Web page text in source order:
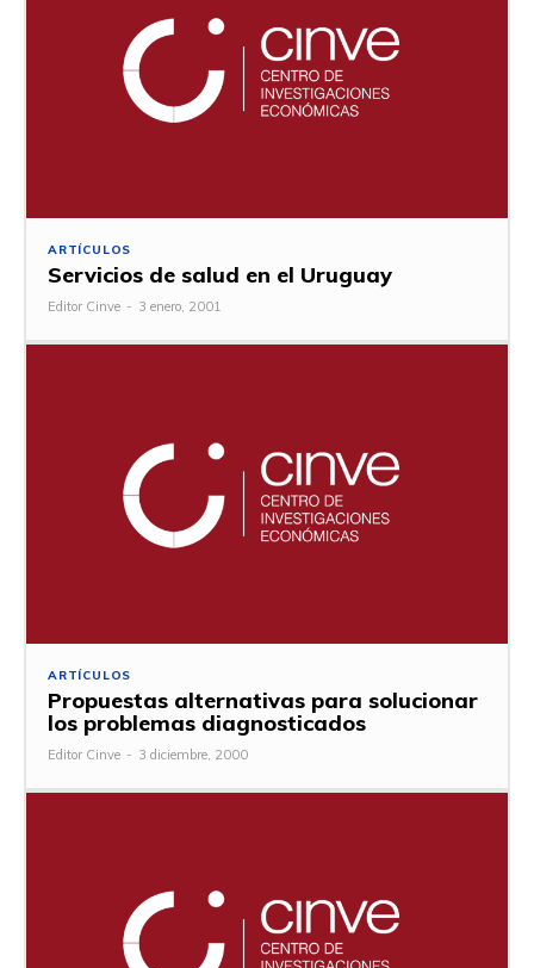
ARTÍCULOS
Servicios de salud en el Uruguay
Editor Cinve - 3 enero, 2001
ARTÍCULOS
Propuestas alternativas para solucionar
los problemas diagnosticados
Editor Cinve - 3 diciembre, 2000